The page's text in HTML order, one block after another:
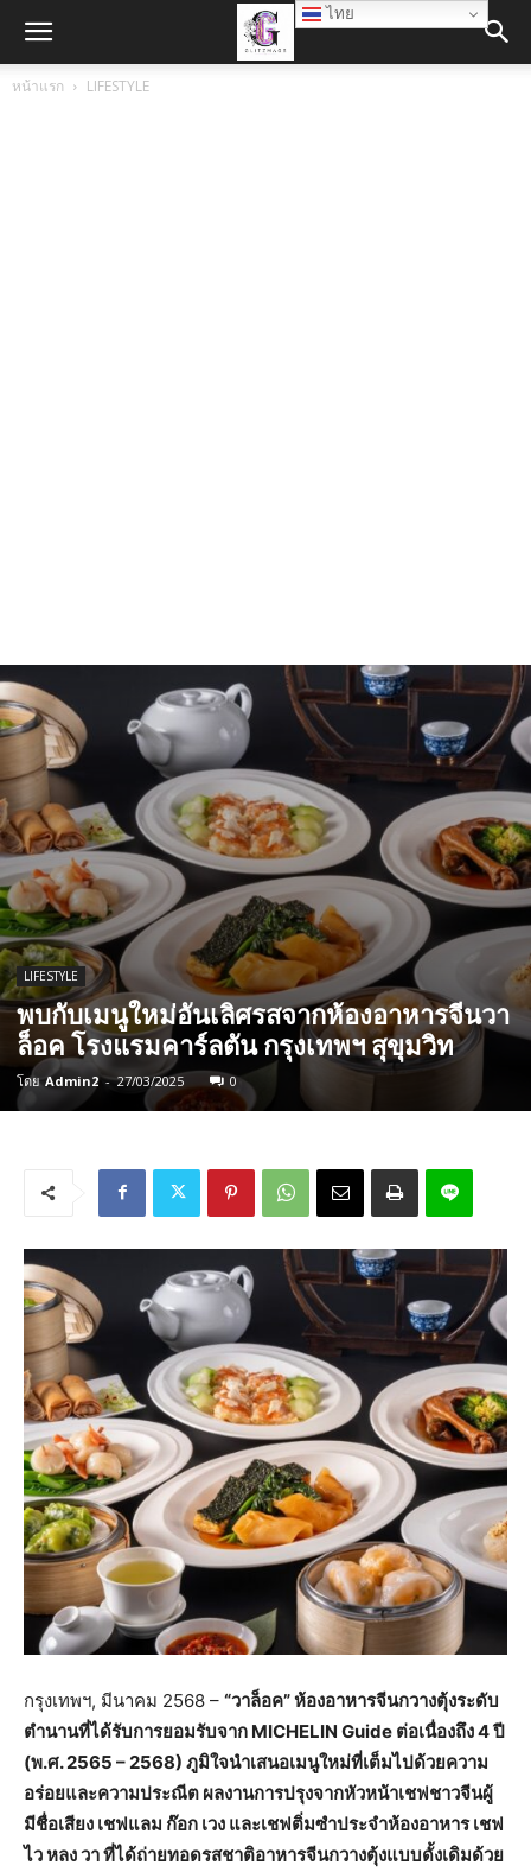
หน้าแรก LIFESTYLE
LIFESTYLE
พบกับเมนูใหม่อันเลิศรสจากห้องอาหารจีนวา
ล็อค โรงแรมคาร์ลตัน กรุงเทพฯ สุขุมวิท
โดย Admin2 - 27/03/2025 0
กรุงเทพฯ, มีนาคม 2568 – “วาล็อค” ห้องอาหารจีนกวางตุ้งระดับ
ตำนานที่ได้รับการยอมรับจาก MICHELIN Guide ต่อเนื่องถึง 4 ปี
(พ.ศ. 2565 – 2568) ภูมิใจนำเสนอเมนูใหม่ที่เต็มไปด้วยความ
อร่อยและความประณีต ผลงานการปรุงจากหัวหน้าเชฟชาวจีนผู้
มีชื่อเสียง เชฟแลม ก๊อก เวง และเชฟติ่มซำประจำห้องอาหาร เชฟ
ไว หลง วา ที่ได้ถ่ายทอดรสชาติอาหารจีนกวางตุ้งแบบดั้งเดิมด้วย
ไทย